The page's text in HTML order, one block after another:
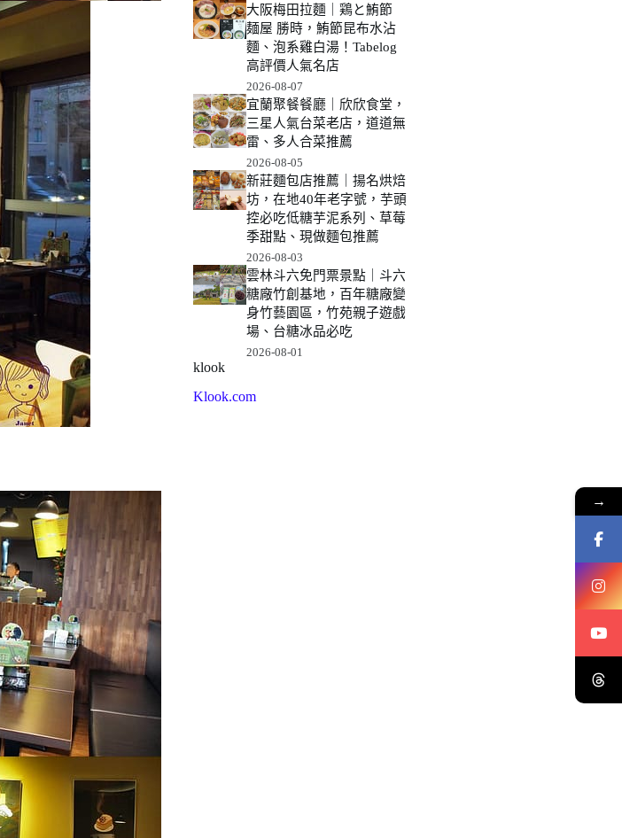
大阪梅田拉麵｜鶏と鮪節
麺屋 勝時，鮪節昆布水沾
麵、泡系雞白湯！Tabelog
高評價人氣名店
2026-08-07
宜蘭聚餐餐廳｜欣欣食堂，
三星人氣台菜老店，道道無
雷、多人合菜推薦
2026-08-05
新莊麵包店推薦｜揚名烘焙
坊，在地40年老字號，芋頭
控必吃低糖芋泥系列、草莓
季甜點、現做麵包推薦
2026-08-03
雲林斗六免門票景點｜斗六
糖廠竹創基地，百年糖廠變
身竹藝園區，竹苑親子遊戲
場、台糖冰品必吃
2026-08-01
klook
Klook.com
→